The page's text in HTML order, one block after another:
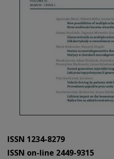
ISSN 1234-8279
ISSN on-line 2449-9315